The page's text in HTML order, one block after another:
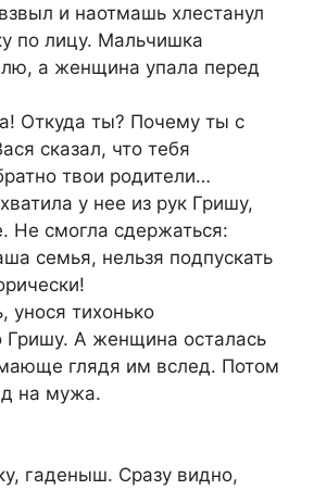
и наотмашь хлестанул
по лицу. Мальчишка
а женщина упала перед
Откуда ты? Почему ты с
сказал, что тебя
твои родители…
у нее из рук Гришу,
Не смогла сдержаться:
семья, нельзя подпускать
унося тихонько
А женщина осталась
глядя им вслед. Потом
на мужа.
гаденыш. Сразу видно,